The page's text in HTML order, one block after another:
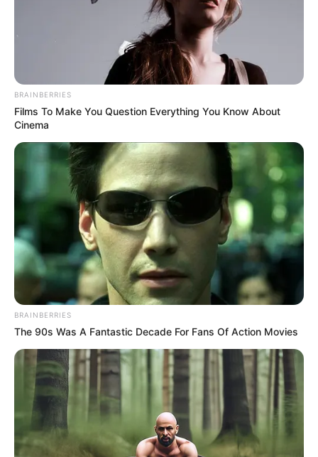
ΤΑ ΠΙΟ ΔΗΜΟΦΙΛΗ
BRAINBERRIES
Films To Make You Question Everything You Know About
Cinema
BRAINBERRIES
The 90s Was A Fantastic Decade For Fans Of Action Movies